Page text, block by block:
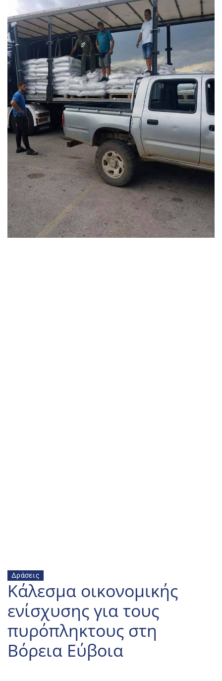
Δράσεις
Κάλεσμα οικονομικής
ενίσχυσης για τους
πυρόπληκτους στη
Βόρεια Εύβοια